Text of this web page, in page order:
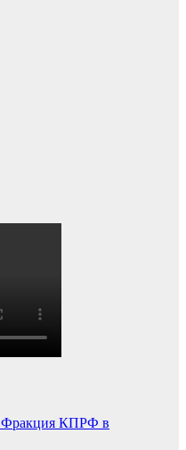
Фракция КПРФ в